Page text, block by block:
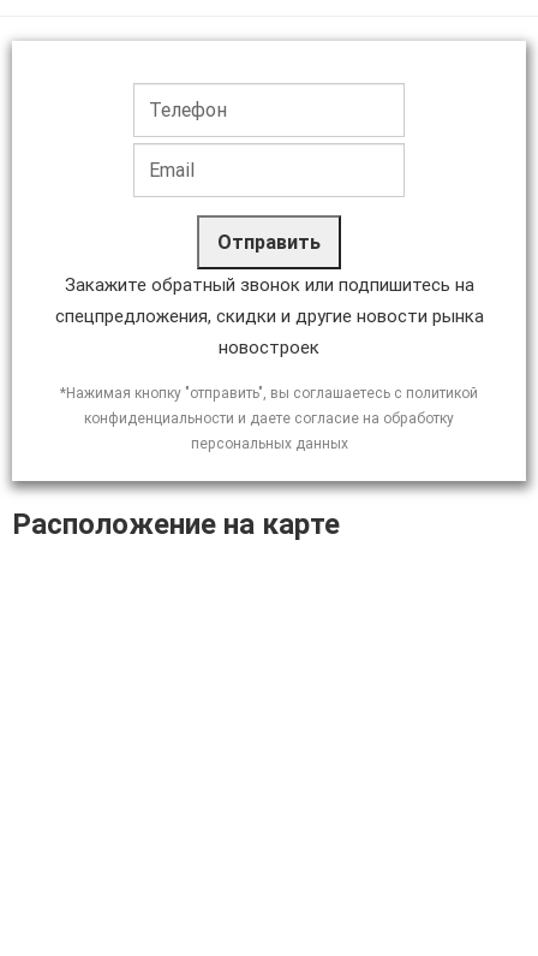
Отправить
Закажите обратный звонок или подпишитесь на
спецпредложения, скидки и другие новости рынка
новостроек
*Нажимая кнопку "отправить", вы соглашаетесь с политикой
конфиденциальности и даете согласие на обработку
персональных данных
Расположение на карте